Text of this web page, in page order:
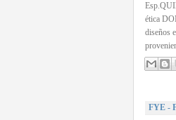
ética
diseños
FYE -